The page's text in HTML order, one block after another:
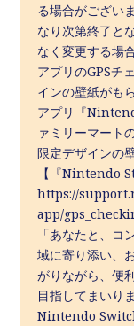
る場合がござい
なり次第終了と
なく変更する場
アプリのGPSチ
インの壁紙がも
アプリ『
ァミリーマート
限定デザインの
【『Nintendo
https://
app/
「あなたと、コ
域に寄り添い、
がりながら、便
目指してまい
Nintendo